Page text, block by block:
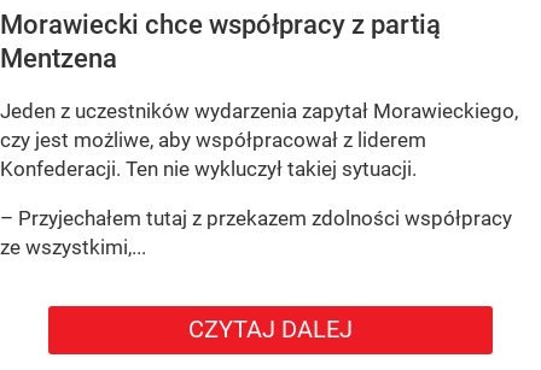
Morawiecki chce współpracy z partią
Mentzena
Jeden z uczestników wydarzenia zapytał Morawieckiego,
czy jest możliwe, aby współpracował z liderem
Konfederacji. Ten nie wykluczył takiej sytuacji.
– Przyjechałem tutaj z przekazem zdolności współpracy
ze wszystkimi,...
CZYTAJ DALEJ